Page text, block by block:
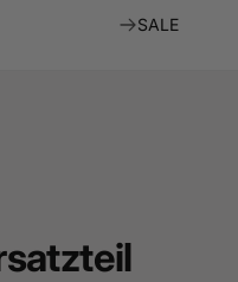
SALE